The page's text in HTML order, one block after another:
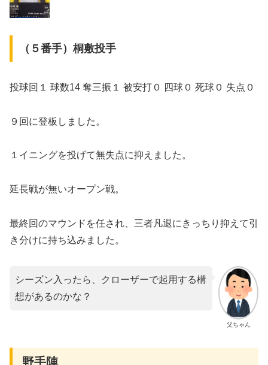
（５番手）桐敷投手
投球回１ 球数14 奪三振１ 被安打０ 四球０ 死球０ 失点０
９回に登板しました。
１イニングを投げて無失点に抑えました。
延長戦が無いオープン戦。
最終回のマウンドを任され、三者凡退にきっちり抑えて引
き分けに持ち込みました。
父ちゃん
シーズン入ったら、クローザーで起用する構
想があるのかな？
野手陣